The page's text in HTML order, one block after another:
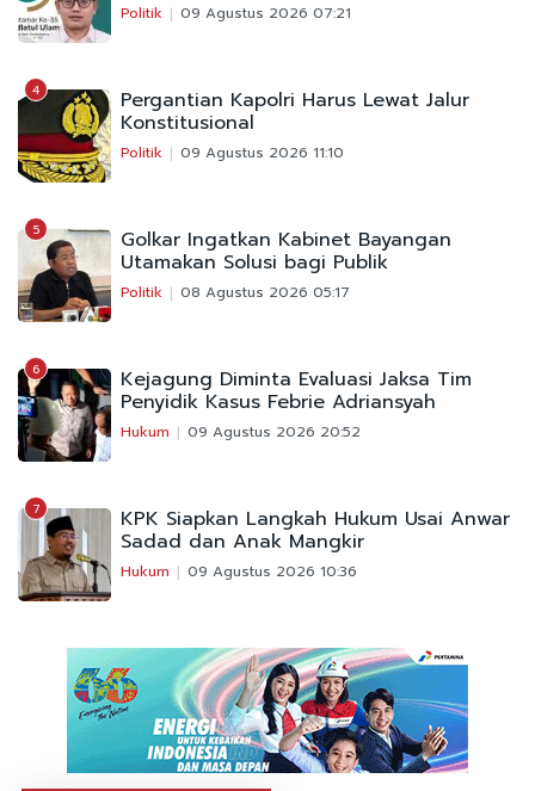
Politik 09 Agustus 2026 07:21
4 Pergantian Kapolri Harus Lewat Jalur
Konstitusional
Politik 09 Agustus 2026 11:10
5 Golkar Ingatkan Kabinet Bayangan
Utamakan Solusi bagi Publik
Politik 08 Agustus 2026 05:17
6 Kejagung Diminta Evaluasi Jaksa Tim
Penyidik Kasus Febrie Adriansyah
Hukum 09 Agustus 2026 20:52
7 KPK Siapkan Langkah Hukum Usai Anwar
Sadad dan Anak Mangkir
Hukum 09 Agustus 2026 10:36